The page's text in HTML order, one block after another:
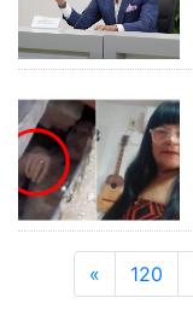
« Previous
120